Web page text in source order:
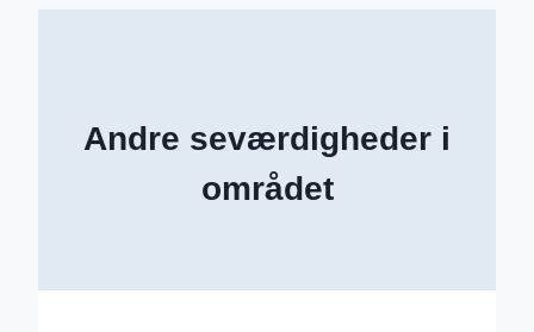
Andre seværdigheder i
området